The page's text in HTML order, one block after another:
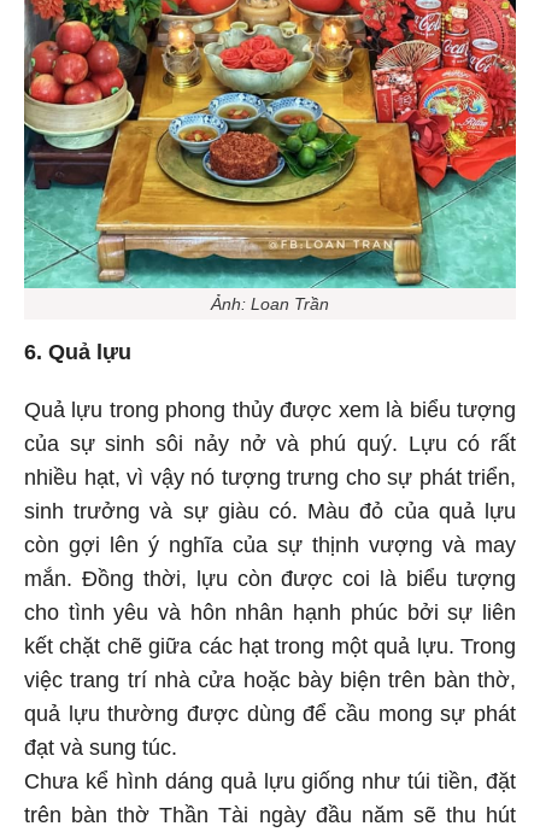
Ảnh: Loan Trần
6. Quả lựu
Quả lựu trong phong thủy được xem là biểu tượng
của sự sinh sôi nảy nở và phú quý. Lựu có rất
nhiều hạt, vì vậy nó tượng trưng cho sự phát triển,
sinh trưởng và sự giàu có. Màu đỏ của quả lựu
còn gợi lên ý nghĩa của sự thịnh vượng và may
mắn. Đồng thời, lựu còn được coi là biểu tượng
cho tình yêu và hôn nhân hạnh phúc bởi sự liên
kết chặt chẽ giữa các hạt trong một quả lựu. Trong
việc trang trí nhà cửa hoặc bày biện trên bàn thờ,
quả lựu thường được dùng để cầu mong sự phát
đạt và sung túc.
Chưa kể hình dáng quả lựu giống như túi tiền, đặt
trên bàn thờ Thần Tài ngày đầu năm sẽ thu hút